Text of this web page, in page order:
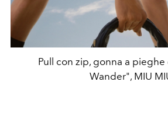
Pull con zip, gonna a
Wander", MIU